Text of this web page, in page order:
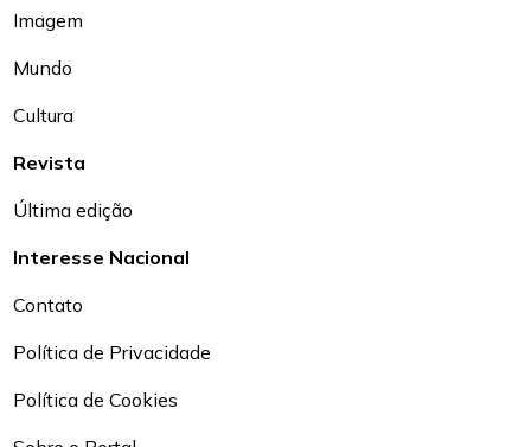
Imagem
Mundo
Cultura
Revista
Última edição
Interesse Nacional
Contato
Política de Privacidade
Política de Cookies